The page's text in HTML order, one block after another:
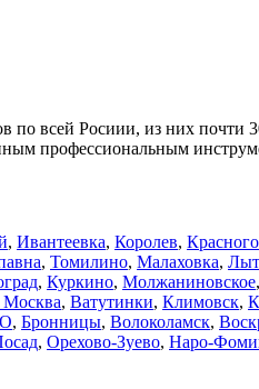
по всей Росиии, из них
профессиональным
, Ивантеевка, Королев,
, Томилино, Малаховка,
, Куркино, Молжаниновское,
, Ватутинки, Климовск,
, Бронницы, Волоколамск,
, Орехово-Зуево, Наро-